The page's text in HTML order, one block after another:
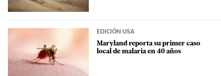
EDICIÓN USA
Maryland reporta su primer caso
local de malaria en 40 años